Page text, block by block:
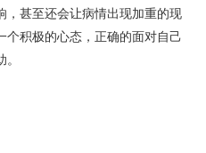
，甚至还会让病情出现加重的现
个积极的心态，正确的面对自己